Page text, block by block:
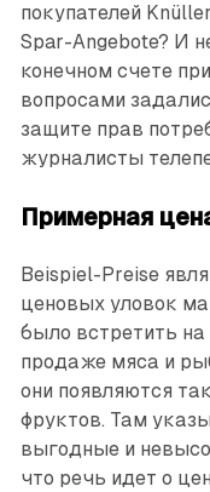
покупателей
Spar-Angebote? И
конечном счете
вопросами
защите прав
журналисты
Примерная
Beispiel-Preise
ценовых уловок
было встретить
продаже мяса и
они появляются
фруктов. Там
выгодные и
что речь идет о